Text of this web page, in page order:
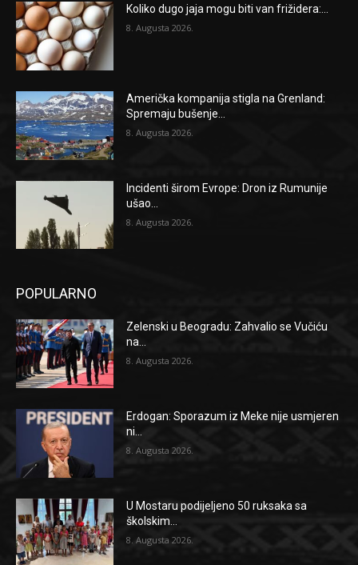
Koliko dugo jaja mogu biti van frižidera:...
8. Augusta 2026.
Američka kompanija stigla na Grenland:
Spremaju bušenje...
8. Augusta 2026.
Incidenti širom Evrope: Dron iz Rumunije
ušao...
8. Augusta 2026.
POPULARNO
Zelenski u Beogradu: Zahvalio se Vučiću
na...
8. Augusta 2026.
Erdogan: Sporazum iz Meke nije usmjeren
ni...
8. Augusta 2026.
U Mostaru podijeljeno 50 ruksaka sa
školskim...
8. Augusta 2026.